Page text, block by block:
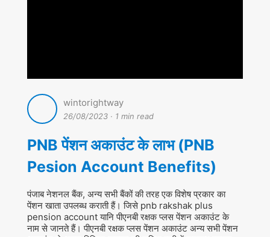
wintorightway
26/08/2023· 1 min read
PNB पेंशन अकाउंट के लाभ (PNB
Pesion Account Benefits)
पंजाब नेशनल बैंक, अन्य सभी बैंकों की तरह एक विशेष प्रकार का
पेंशन खाता उपलब्ध कराती हैं। जिसे pnb rakshak plus
pension account यानि पीएनबी रक्षक प्लस पेंशन अकाउंट के
नाम से जानते हैं। पीएनबी रक्षक प्लस पेंशन अकाउंट अन्य सभी पेंशन